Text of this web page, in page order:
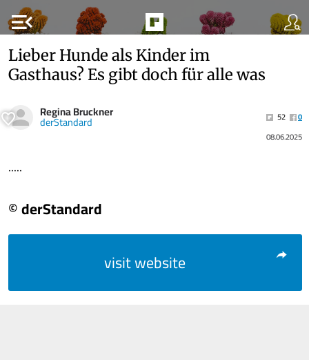
menu_open
Lieber Hunde als Kinder im
Gasthaus? Es gibt doch für alle was
Regina Bruckner
derStandard 52
0
08.06.2025
.....
© derStandard
visit website